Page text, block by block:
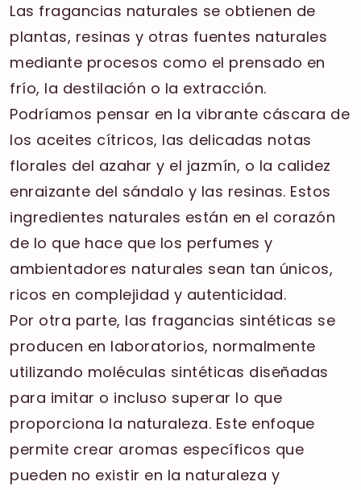
Las fragancias naturales se obtienen de
plantas, resinas y otras fuentes naturales
mediante procesos como el prensado en
frío, la destilación o la extracción.
Podríamos pensar en la vibrante cáscara de
los aceites cítricos, las delicadas notas
florales del azahar y el jazmín, o la calidez
enraizante del sándalo y las resinas. Estos
ingredientes naturales están en el corazón
de lo que hace que los perfumes y
ambientadores naturales sean tan únicos,
ricos en complejidad y autenticidad.
Por otra parte, las fragancias sintéticas se
producen en laboratorios, normalmente
utilizando moléculas sintéticas diseñadas
para imitar o incluso superar lo que
proporciona la naturaleza. Este enfoque
permite crear aromas específicos que
pueden no existir en la naturaleza y